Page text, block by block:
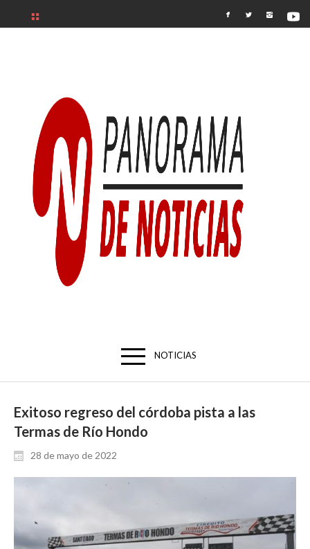
NOTICIAS
Exitoso regreso del córdoba pista a las
Termas de Río Hondo
28 de mayo de 2022